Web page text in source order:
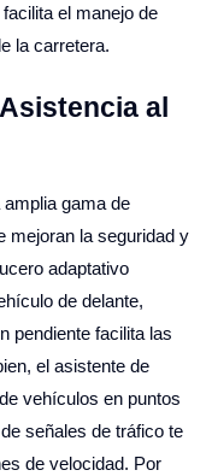
el manejo de
la carretera.
al
gama de
mejoran la seguridad y
adaptativo
de delante,
pendiente facilita las
el asistente de
vehículos en puntos
señales de tráfico te
de velocidad. Por